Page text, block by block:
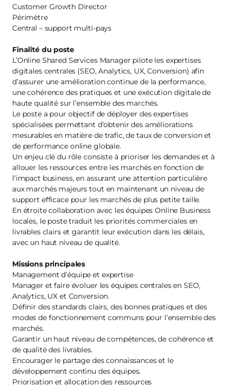
Customer Growth Director
Périmètre
Central – support multi‑pays
Finalité du poste
L’Online Shared Services Manager pilote les expertises
digitales centrales (SEO, Analytics, UX, Conversion) afin
d’assurer une amélioration continue de la performance,
une cohérence des pratiques et une exécution digitale de
haute qualité sur l’ensemble des marchés.
Le poste a pour objectif de déployer des expertises
spécialisées permettant d’obtenir des améliorations
mesurables en matière de trafic, de taux de conversion et
de performance online globale.
Un enjeu clé du rôle consiste à prioriser les demandes et à
allouer les ressources entre les marchés en fonction de
l’impact business, en assurant une attention particulière
aux marchés majeurs tout en maintenant un niveau de
support efficace pour les marchés de plus petite taille.
En étroite collaboration avec les équipes Online Business
locales, le poste traduit les priorités commerciales en
livrables clairs et garantit leur exécution dans les délais,
avec un haut niveau de qualité.
Missions principales
Management d’équipe et expertise
Manager et faire évoluer les équipes centrales en SEO,
Analytics, UX et Conversion.
Définir des standards clairs, des bonnes pratiques et des
modes de fonctionnement communs pour l’ensemble des
marchés.
Garantir un haut niveau de compétences, de cohérence et
de qualité des livrables.
Encourager le partage des connaissances et le
développement continu des équipes.
Priorisation et allocation des ressources